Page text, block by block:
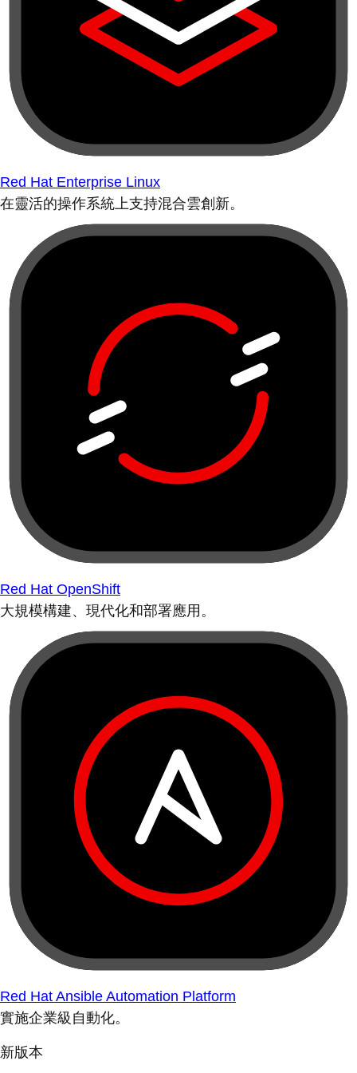
Red Hat Enterprise Linux
在靈活的操作系統上支持混合雲創新。
Red Hat OpenShift
大規模構建、現代化和部署應用。
Red Hat Ansible Automation Platform
實施企業級自動化。
新版本